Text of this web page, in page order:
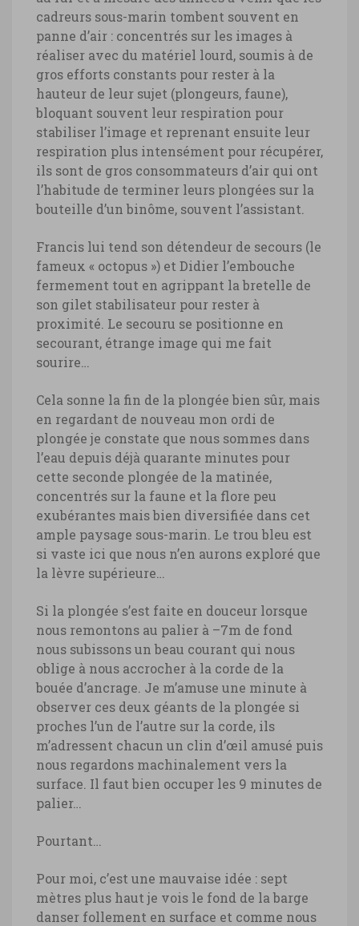
cadreurs sous-marin tombent souvent en
panne d’air : concentrés sur les images à
réaliser avec du matériel lourd, soumis à de
gros efforts constants pour rester à la
hauteur de leur sujet (plongeurs, faune),
bloquant souvent leur respiration pour
stabiliser l’image et reprenant ensuite leur
respiration plus intensément pour récupérer,
ils sont de gros consommateurs d’air qui ont
l’habitude de terminer leurs plongées sur la
bouteille d’un binôme, souvent l’assistant.
Francis lui tend son détendeur de secours (le
fameux « octopus ») et Didier l’embouche
fermement tout en agrippant la bretelle de
son gilet stabilisateur pour rester à
proximité. Le secouru se positionne en
secourant, étrange image qui me fait
sourire…
Cela sonne la fin de la plongée bien sûr, mais
en regardant de nouveau mon ordi de
plongée je constate que nous sommes dans
l’eau depuis déjà quarante minutes pour
cette seconde plongée de la matinée,
concentrés sur la faune et la flore peu
exubérantes mais bien diversifiée dans cet
ample paysage sous-marin. Le trou bleu est
si vaste ici que nous n’en aurons exploré que
la lèvre supérieure…
Si la plongée s’est faite en douceur lorsque
nous remontons au palier à –7m de fond
nous subissons un beau courant qui nous
oblige à nous accrocher à la corde de la
bouée d’ancrage. Je m’amuse une minute à
observer ces deux géants de la plongée si
proches l’un de l’autre sur la corde, ils
m’adressent chacun un clin d’œil amusé puis
nous regardons machinalement vers la
surface. Il faut bien occuper les 9 minutes de
palier…
Pourtant…
Pour moi, c’est une mauvaise idée : sept
mètres plus haut je vois le fond de la barge
danser follement en surface et comme nous